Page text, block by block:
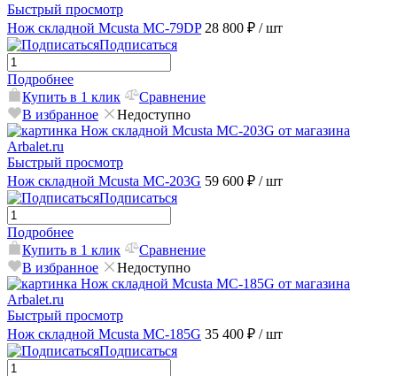
Быстрый просмотр
Нож складной Mcusta MC-79DP 28 800 ₽ / шт
Подписаться
Подробнее
Купить в 1 клик
Сравнение
В избранное
Недоступно
Быстрый просмотр
Нож складной Mcusta MC-203G 59 600 ₽ / шт
Подписаться
Подробнее
Купить в 1 клик
Сравнение
В избранное
Недоступно
Быстрый просмотр
Нож складной Mcusta MC-185G 35 400 ₽ / шт
Подписаться